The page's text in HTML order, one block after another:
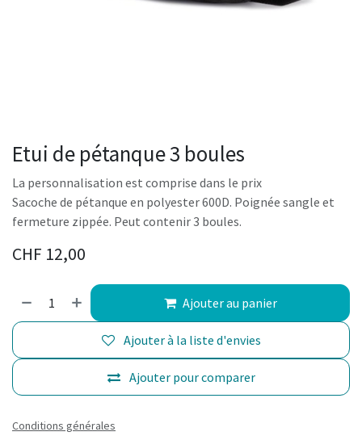
Etui de pétanque 3 boules
La personnalisation est comprise dans le prix
Sacoche de pétanque en polyester 600D. Poignée sangle et
fermeture zippée. Peut contenir 3 boules.
CHF 12,00
Ajouter au panier
Ajouter pour comparer
Ajouter à la liste d'envies
Conditions générales